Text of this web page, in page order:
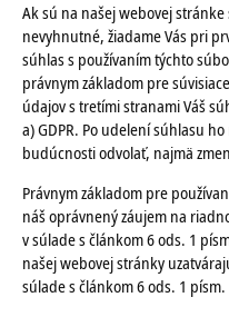
Ak sú na našej webovej
nevyhnutné, žiadame Vás pri
súhlas s používaním týchto
právnym základom pre
údajov s tretími stranami Váš
a) GDPR. Po udelení súhlasu
budúcnosti odvolať, najmä
Právnym základom pre
náš oprávnený záujem na
v súlade s článkom 6 ods. 1
našej webovej stránky
súlade s článkom 6 ods. 1 písm.